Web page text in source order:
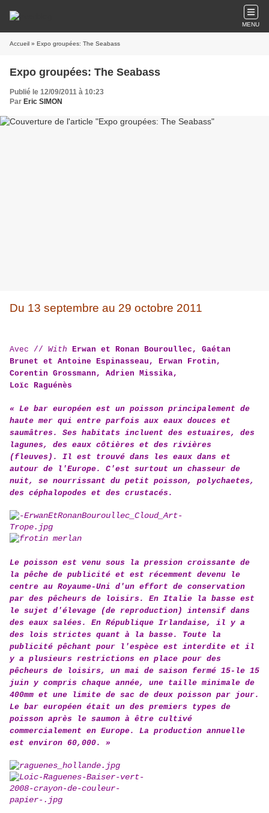
MENU
Accueil » Expo groupées: The Seabass
Expo groupées: The Seabass
Publié le 12/09/2011 à 10:23
Par Eric SIMON
Du 13 septembre au 29 octobre 2011
Avec // With Erwan et Ronan Bouroullec, Gaétan
Brunet et Antoine Espinasseau, Erwan Frotin,
Corentin Grossmann, Adrien Missika,
Loïc Raguénès
« Le bar européen est un poisson principalement de
haute mer qui entre parfois aux eaux douces et
saumâtres.
Ses habitats incluent des estuaires, des
lagunes, des eaux côtières et des rivières
(fleuves). Il est trouvé dans les eaux dans et
autour de l'Europe. C'est surtout un chasseur de
nuit, se nourrissant du petit poisson, polychaetes,
des céphalopodes et des crustacés.
Le poisson est venu sous la pression croissante de
la pêche de publicité et est récemment devenu le
centre au Royaume-Uni d'un effort de conservation
par des pêcheurs de loisirs. En Italie la basse est
le sujet d'élevage (de reproduction) intensif dans
des eaux salées. En République Irlandaise, il y a
des lois strictes quant à la basse. Toute la
publicité pêchant pour l'espèce est interdite et il
y a plusieurs restrictions en place pour des
pêcheurs de loisirs, un mai de saison fermé 15-le 15
juin y compris chaque année, une taille minimale de
400mm et une limite de sac de deux poisson par jour.
Le bar européen était un des premiers types de
poisson après le saumon à être cultivé
commercialement en Europe. La production annuelle
est environ 60,000. »